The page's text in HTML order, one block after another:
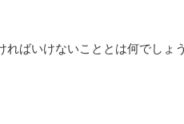
ばいけないこととは何でしょ